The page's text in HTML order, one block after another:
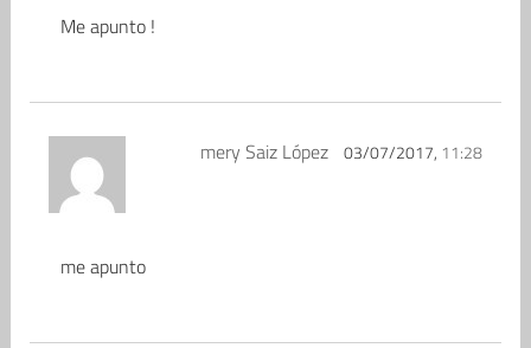
Me apunto !
mery Saiz López 03/07/2017, 11:28
me apunto